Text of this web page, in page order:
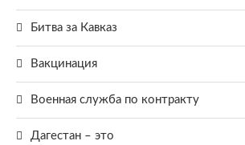
Битва за Кавказ
Вакцинация
Военная служба по контракту
Дагестан – это